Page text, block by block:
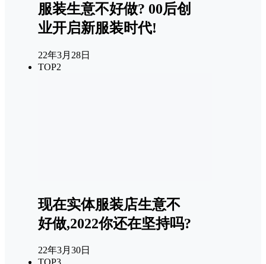
服装生意不好做? 00后创
业开启新服装时代!
22年3月28日
TOP2
现在实体服装店生意不
好做,2022你还在坚持吗?
22年3月30日